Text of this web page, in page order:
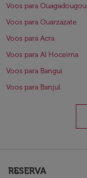
Voos para Ouagadougou
Voos para Ouarzazate
Voos para Acra
Voos para Al Hoceima
Voos para Bangui
Voos para Banjul
RESERVA
keyboard_arrow_down